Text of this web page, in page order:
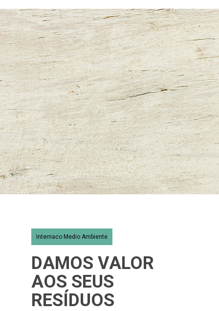
Internaco Medio Ambiente
DAMOS VALOR
AOS SEUS
RESÍDUOS